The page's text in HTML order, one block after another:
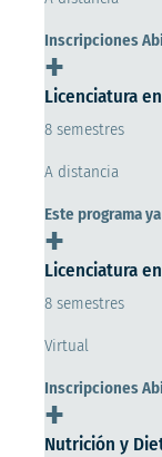
Inscripciones
+
Licenciatura
8 semestres
A distancia
Este programa
+
Licenciatura
8 semestres
Virtual
Inscripciones
+
Nutrición y